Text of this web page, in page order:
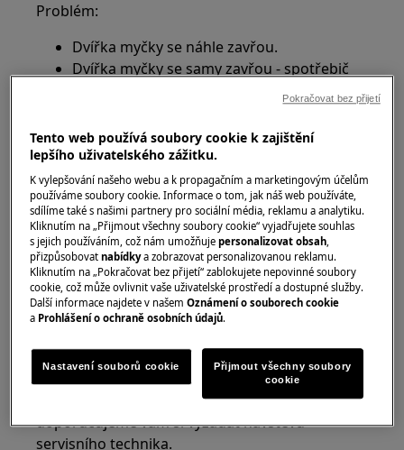
Problém:
Dvířka myčky se náhle zavřou.
Dvířka myčky se samy zavřou - spotřebič
Vestavnou myčku nádobí
Řešení:
1. Bude třeba instalovat vnější dvířka, aby
závěsy dobře fungovaly.
Více informací naleznete v pokynech k instalaci,
které jsou dodány spolu se spotřebičem.
středisko
Pokud výše uvedené rady nevyřeší problém,
doporučujeme vám si vyžádat návštěvu
servisního technika.
Tento web používá soubory cookie k zajištění
lepšího uživatelského zážitku.
K vylepšování našeho webu a k propagačním a marketingovým účelům
používáme soubory cookie. Informace o tom, jak náš web používáte,
sdílíme také s našimi partnery pro sociální média, reklamu a analytiku.
Kliknutím na „Přijmout všechny soubory cookie“ vyjadřujete souhlas
s jejich používáním, což nám umožňujepersonalizovat obsah,
přizpůsobovatnabídkya zobrazovat personalizovanou reklamu.
Kliknutím na „Pokračovat bez přijetí“ zablokujete nepovinné soubory
cookie, což může ovlivnit vaše uživatelské prostředí a dostupné služby.
Další informace najdete v našemOznámení o souborech cookie
a Prohlášení o ochraně osobních údajů.
Nastavení souborů cookie
Přijmout všechny soubory
cookie
Pokračovat bez přijetí